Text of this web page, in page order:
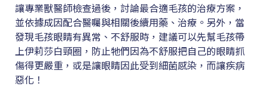
讓專業獸醫師檢查過後，討論最合適毛孩的治療方案，
並依據成因配合醫囑與相關後續用藥、治療。另外，當
發現毛孩眼睛有異常、不舒服時，建議可以先幫毛孩帶
上伊莉莎白頸圈，防止牠們因為不舒服把自己的眼睛抓
傷得更嚴重，或是讓眼睛因此受到細菌感染，而讓疾病
惡化！